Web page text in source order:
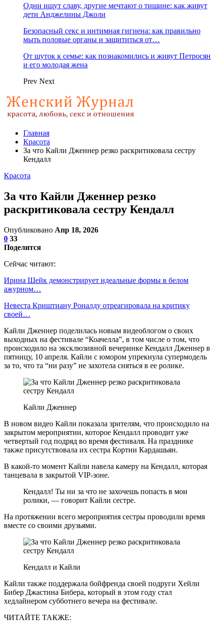
Одни ищут славу, другие мечтают о тишине: как живут
дети Анджелины Джоли
Безопасный секс и интимная гигиена: как правильно
мыть половые органы и защититься от…
От шуток к семье: как познакомились и живут Петросян
и его молодая жена
Prev Next
Главная
Красота
За что Кайли Дженнер резко раскритиковала сестру
Кендалл
Красота
За что Кайли Дженнер резко
раскритиковала сестру Кендалл
Опубликовано Апр 18, 2026
0 33
Поделится
Сейчас читают:
Ирина Шейк демонстрирует идеальные формы в белом
ажурном…
Невеста Криштиану Роналду отреагировала на критику
своей…
Кайли Дженнер поделилась новым видеоблогом о своих
выходных на фестивале “Коачелла”, в том числе о том, что
происходило на эксклюзивной вечеринке Кендалл Дженнер в
пятницу, 10 апреля. Кайли с юмором упрекнула супермодель
за то, что та “ни разу” не захотела сняться в ее ролике.
Кайли Дженнер
В новом видео Кайли показала зрителям, что происходило на
закрытом мероприятии, которое Кендалл проводит уже
четвертый год подряд во время фестиваля. На празднике
также присутствовала их сестра Кортни Кардашьян.
В какой-то момент Кайли навела камеру на Кендалл, которая
танцевала в закрытой VIP-зоне.
Кендалл! Ты ни за что не захочешь попасть в мои
ролики, — говорит Кайли сестре.
На протяжении всего мероприятия сестры проводили время
вместе со своими друзьями.
Кендалл и Кайли
Кайли также поддержала бойфренда своей подруги Хейли
Бибер Джастина Бибера, который в этом году стал
хедлайнером субботнего вечера на фестивале.
ЧИТАЙТЕ ТАКЖЕ: